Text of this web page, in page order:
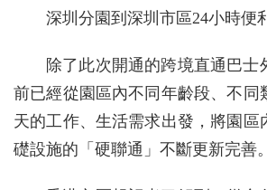
深圳分園到深圳市區24小時便
除了此次開通的跨境直通巴士
前已經從園區內不同年齡段、不同
天的工作、生活需求出發，將園區
礎設施的「硬聯通」不斷更新完善。